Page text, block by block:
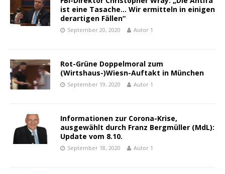
ist eine Tasache… Wir ermitteln in einigen
derartigen Fällen“
September 20, 2020 Autor 1
Rot-Grüne Doppelmoral zum
(Wirtshaus-)Wiesn-Auftakt in München
September 19, 2020 Autor 1
Informationen zur Corona-Krise,
ausgewählt durch Franz Bergmüller (MdL):
Update vom 8.10.
September 18, 2020 Autor 1